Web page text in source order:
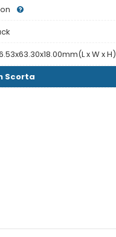
x W x H)
Scorta